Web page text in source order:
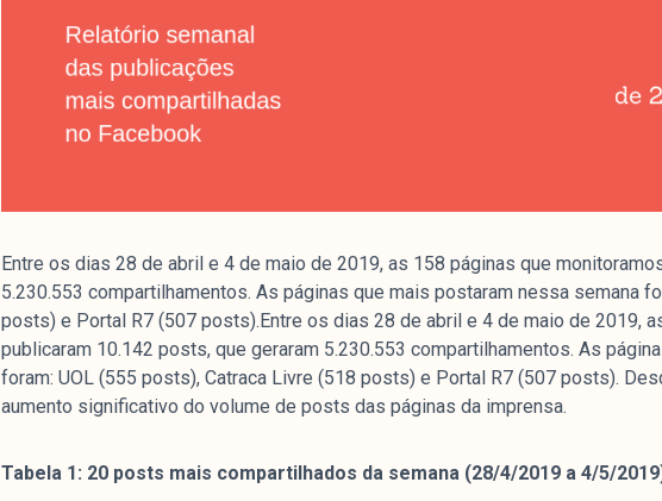
Entre os dias 28 de abril e 4 de maio de 2019, as 158 páginas que
5.230.553 compartilhamentos. As páginas que mais postaram nessa semana
posts) e Portal R7 (507 posts).Entre os dias 28 de abril e 4 de maio de 2019,
publicaram 10.142 posts, que geraram 5.230.553 compartilhamentos. As
foram: UOL (555 posts), Catraca Livre (518 posts) e Portal R7 (507 posts).
aumento significativo do volume de posts das páginas da imprensa.
Tabela 1: 20 posts mais compartilhados da semana (28/4/2019 a 4/5/